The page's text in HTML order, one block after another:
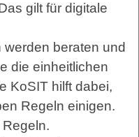
gilt für digitale
beraten und
die einheitlichen
KoSIT hilft dabei,
Regeln einigen.